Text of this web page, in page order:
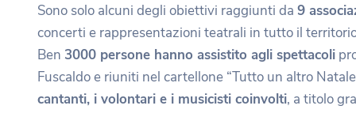
Sono solo alcuni degli obiettivi raggiunti da 9
concerti e rappresentazioni teatrali in tutto il
Ben 3000 persone hanno assistito agli spettacoli
Fuscaldo e riuniti nel cartellone “Tutto un altro
cantanti, i volontari e i musicisti coinvolti, a titolo